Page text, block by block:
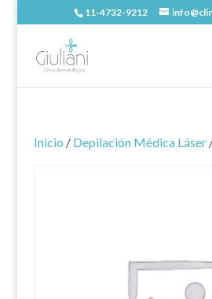
11-4732-9212
Inicio / Depilación Médica Láser/